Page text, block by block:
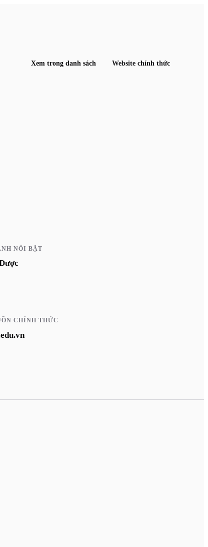
Xem trong danh sách Website chính thức
NỔI BẬT
CHÍNH THỨC